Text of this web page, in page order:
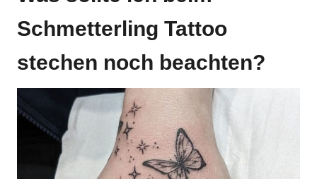
Schmetterling Tattoo
stechen noch beachten?